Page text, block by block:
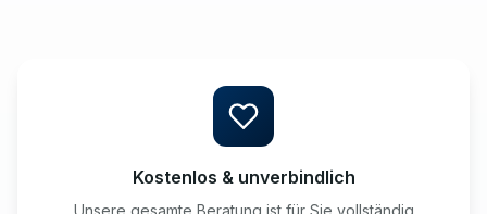
Kostenlos & unverbindlich